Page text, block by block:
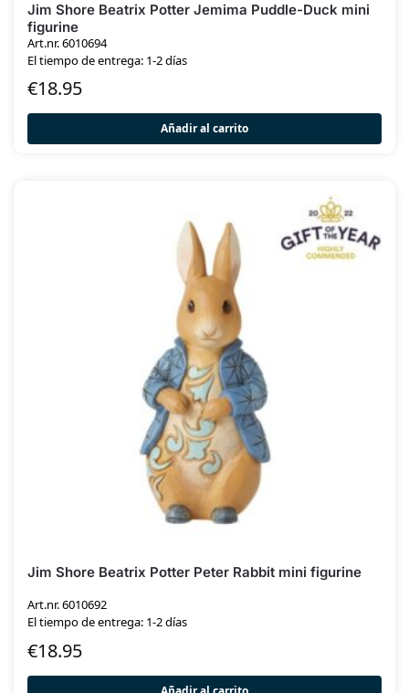
Jim Shore Beatrix Potter Jemima Puddle-Duck mini
figurine
Art.nr. 6010694
El tiempo de entrega: 1-2 días
€18.95
Añadir al carrito
Jim Shore Beatrix Potter Peter Rabbit mini figurine
Art.nr. 6010692
El tiempo de entrega: 1-2 días
€18.95